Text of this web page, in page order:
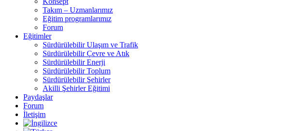
Takım – Uzmanlarımız
Eğitim programlarımız
Forum
Eğitimler
Sürdürülebilir Ulaşım ve Trafik
Sürdürülebilir Çevre ve Atık
Sürdürülebilir Enerji
Sürdürülebilir Toplum
Sürdürülebilir Şehirler
Akilli Şehirler Eğitimi
Paydaşlar
Forum
İletişim